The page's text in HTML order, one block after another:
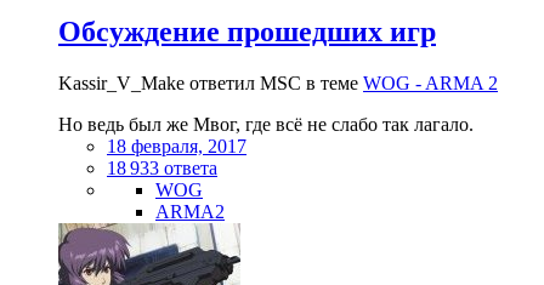
Обсуждение прошедших игр
Kassir_V_Make ответил MSC в теме WOG - ARMA 2
Но ведь был же Мвог, где всё не слабо так лагало.
18 февраля, 2017
18 933 ответа
WOG
ARMA2